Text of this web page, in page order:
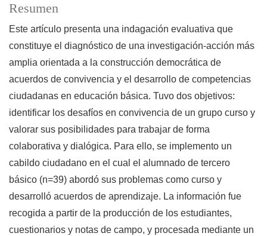
Resumen
Este artículo presenta una indagación evaluativa que
constituye el diagnóstico de una investigación-acción más
amplia orientada a la construcción democrática de
acuerdos de convivencia y el desarrollo de competencias
ciudadanas en educación básica. Tuvo dos objetivos:
identificar los desafíos en convivencia de un grupo curso y
valorar sus posibilidades para trabajar de forma
colaborativa y dialógica. Para ello, se implemento un
cabildo ciudadano en el cual el alumnado de tercero
básico (n=39) abordó sus problemas como curso y
desarrolló acuerdos de aprendizaje. La información fue
recogida a partir de la producción de los estudiantes,
cuestionarios y notas de campo, y procesada mediante un